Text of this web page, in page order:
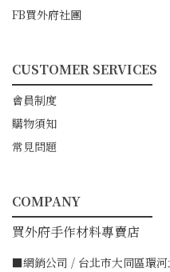
FB買外府社團
CUSTOMER SERVICES
━━━━━━━━━━━
會員制度
購物須知
常見問題
COMPANY
━━━━━━━━━━━
買外府手作材料專賣店
■網銷公司 / 台北市大同區環河